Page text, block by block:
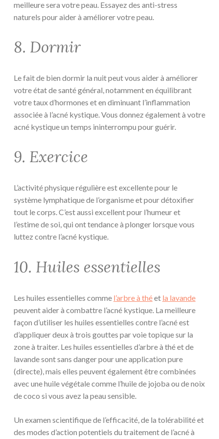
meilleure sera votre peau. Essayez des anti-stress
naturels pour aider à améliorer votre peau.
8. Dormir
Le fait de bien dormir la nuit peut vous aider à améliorer
votre état de santé général, notamment en équilibrant
votre taux d’hormones et en diminuant l’inflammation
associée à l’acné kystique. Vous donnez également à votre
acné kystique un temps ininterrompu pour guérir.
9. Exercice
L’activité physique régulière est excellente pour le
système lymphatique de l’organisme et pour détoxifier
tout le corps. C’est aussi excellent pour l’humeur et
l’estime de soi, qui ont tendance à plonger lorsque vous
luttez contre l’acné kystique.
10. Huiles essentielles
Les huiles essentielles comme l’arbre à théet la lavande
peuvent aider à combattre l’acné kystique. La meilleure
façon d’utiliser les huiles essentielles contre l’acné est
d’appliquer deux à trois gouttes par voie topique sur la
zone à traiter. Les huiles essentielles d’arbre à thé et de
lavande sont sans danger pour une application pure
(directe), mais elles peuvent également être combinées
avec une huile végétale comme l’huile de jojoba ou de noix
de coco si vous avez la peau sensible.
Un examen scientifique de l’efficacité, de la tolérabilité et
des modes d’action potentiels du traitement de l’acné à